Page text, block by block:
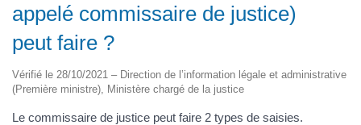
appelé commissaire de justice)
peut faire ?
Vérifié le 28/10/2021 – Direction de l’information légale et administrative
(Première ministre), Ministère chargé de la justice
Le commissaire de justice peut faire 2 types de saisies.